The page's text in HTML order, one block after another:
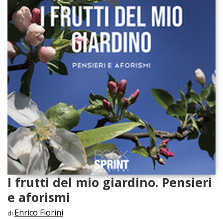
I frutti del mio giardino. Pensieri
e aforismi
di Enrico Fiorini